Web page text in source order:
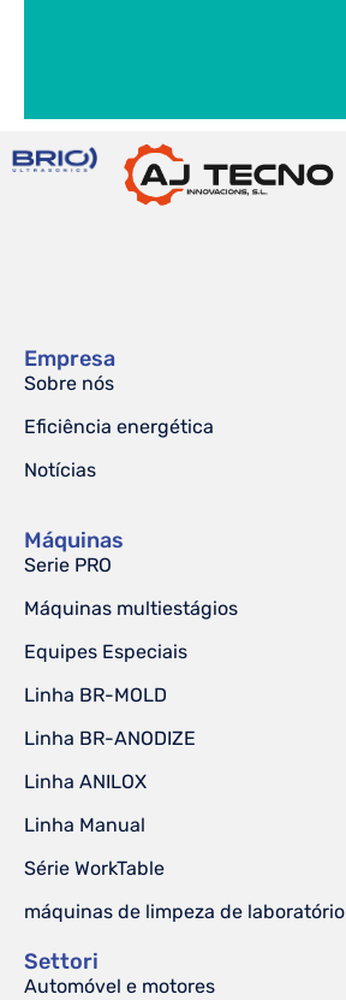
Empresa
Sobre nós
Eficiência energética
Notícias
Máquinas
Serie PRO
Máquinas multiestágios
Equipes Especiais
Linha BR-MOLD
Linha BR-ANODIZE
Linha ANILOX
Linha Manual
Série WorkTable
máquinas de limpeza de laboratório
Settori
Automóvel e motores